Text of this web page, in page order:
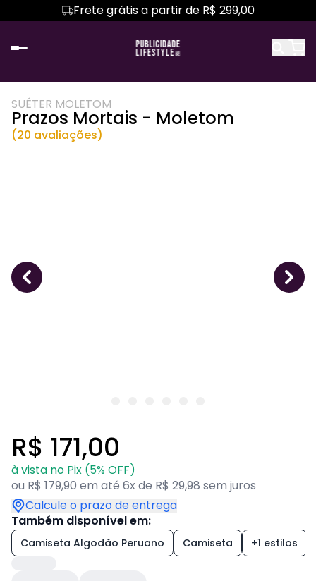
Frete grátis a partir de R$ 299,00
SUÉTER MOLETOM
Prazos Mortais - Moletom
(20 avaliações)
R$ 171,00
à vista no Pix (5% OFF)
ou R$ 179,90 em até 6x de R$ 29,98 sem juros
Calcule o prazo de entrega
Também disponível em:
Camiseta Algodão Peruano Camiseta +1 estilos